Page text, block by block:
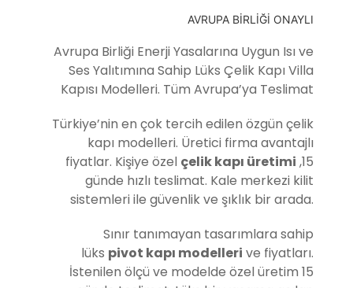
AVRUPA BİRLİĞİ ONAYLI
Avrupa Birliği Enerji Yasalarına Uygun Isı ve
Ses Yalıtımına Sahip Lüks Çelik Kapı Villa
Kapısı Modelleri. Tüm Avrupa’ya Teslimat
Türkiye’nin en çok tercih edilen özgün çelik
kapı modelleri. Üretici firma avantajlı
fiyatlar. Kişiye özel çelik kapı üretimi ,15
günde hızlı teslimat. Kale merkezi kilit
sistemleri ile güvenlik ve şıklık bir arada.
Sınır tanımayan tasarımlara sahip
lüks pivot kapı modelleri ve fiyatları.
İstenilen ölçü ve modelde özel üretim 15